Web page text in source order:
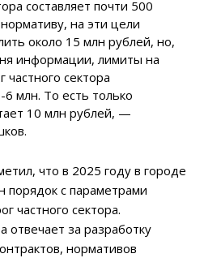
составляет почти 500
на эти цели
около 15 млн рублей, но,
информации, лимиты на
сектора
6 млн. То есть только
10 млн рублей, —
что в 2025 году в городе
порядок с параметрами
частного сектора.
отвечает за разработку
нормативов